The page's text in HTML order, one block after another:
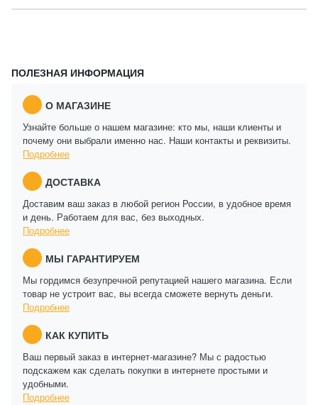
ПОЛЕЗНАЯ ИНФОРМАЦИЯ
О МАГАЗИНЕ
Узнайте больше о нашем магазине: кто мы, наши клиенты и
почему они выбрали именно нас. Наши контакты и реквизиты.
Подробнее
ДОСТАВКА
Доставим ваш заказ в любой регион России, в удобное время
и день. Работаем для вас, без выходных.
Подробнее
МЫ ГАРАНТИРУЕМ
Мы гордимся безупречной репутацией нашего магазина. Если
товар не устроит вас, вы всегда сможете вернуть деньги.
Подробнее
КАК КУПИТЬ
Ваш первый заказ в интернет-магазине? Мы с радостью
подскажем как сделать покупки в интернете простыми и
удобными.
Подробнее